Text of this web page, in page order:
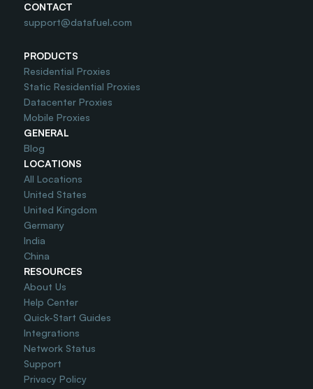
CONTACT
support@datafuel.com
PRODUCTS
Residential Proxies
Static Residential Proxies
Datacenter Proxies
Mobile Proxies
GENERAL
Blog
LOCATIONS
All Locations
United States
United Kingdom
Germany
India
China
RESOURCES
About Us
Help Center
Quick-Start Guides
Integrations
Network Status
Support
Privacy Policy